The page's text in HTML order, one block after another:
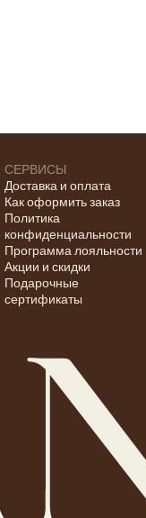
СЕРВИСЫ
Доставка и оплата
Как оформить заказ
Политика
конфиденциальности
Программа лояльности
Акции и скидки
Подарочные
сертификаты